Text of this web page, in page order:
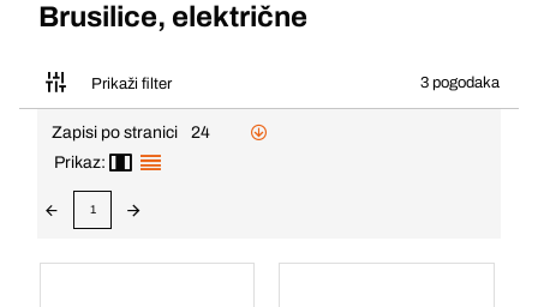
Brusilice, električne
Prikaži filter 3 pogodaka
Zapisi po stranici
24
Prikaz:
1